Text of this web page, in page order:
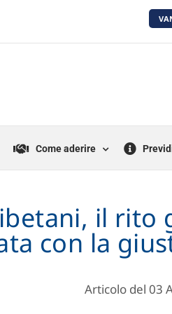
Come aderire
il rito
con la
Articolo del 03